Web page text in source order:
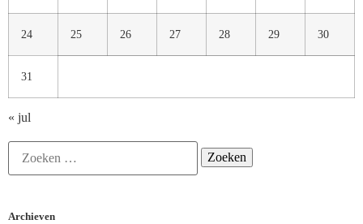
24 25 26 27 28 29 30
31
« jul
Archieven